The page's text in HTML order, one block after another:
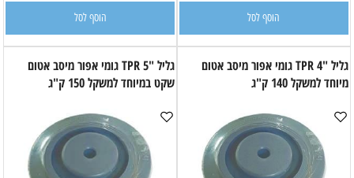
הוסף לסל הוסף לסל
גליל "4 TPR גומי אפור מיסב אטום
מיוחד למשקל 140 ק"ג
גליל "5 TPR גומי אפור מיסב אטום
שקט במיוחד למשקל 150 ק"ג